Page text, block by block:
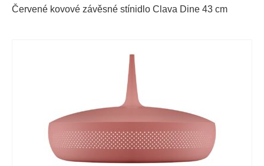
Červené kovové závěsné stínidlo Clava Dine 43 cm